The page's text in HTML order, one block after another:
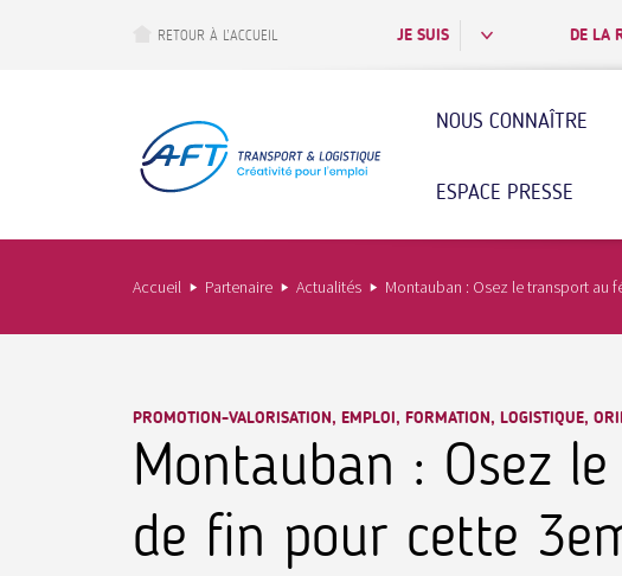
RETOUR À L’ACCUEIL JE SUIS DE LA
NOUS CONNAÎTRE
ESPACE PRESSE
Accueil Partenaire Actualités Montauban : Osez le transport au
PROMOTION-VALORISATION, EMPLOI, FORMATION, LOGISTIQUE,
Montauban : Osez
de fin pour cette